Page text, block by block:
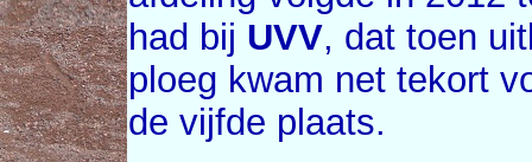
had bij UVV, dat toen
ploeg kwam net tekort
de vijfde plaats.